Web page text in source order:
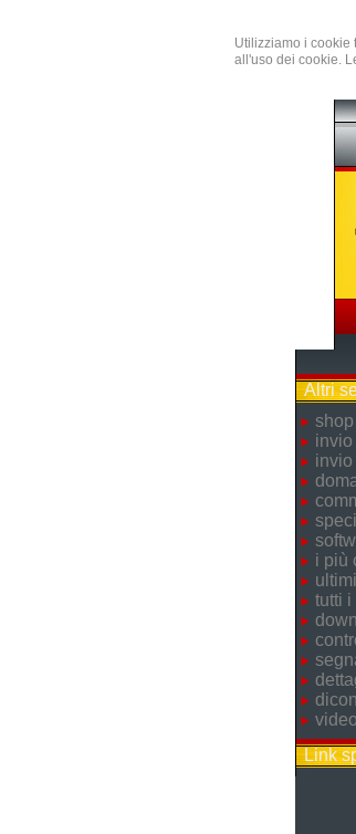
Utilizziamo i cookie
all'uso dei cookie.
Altri
invio
invio
i più
tutti i
Link